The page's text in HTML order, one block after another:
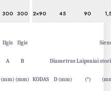
300 300 2×90 45 90
Ilgis
A
(mm)
Ilgis
B
(mm) KODAS
Diametras
D (mm)
Laipsniai
(°)